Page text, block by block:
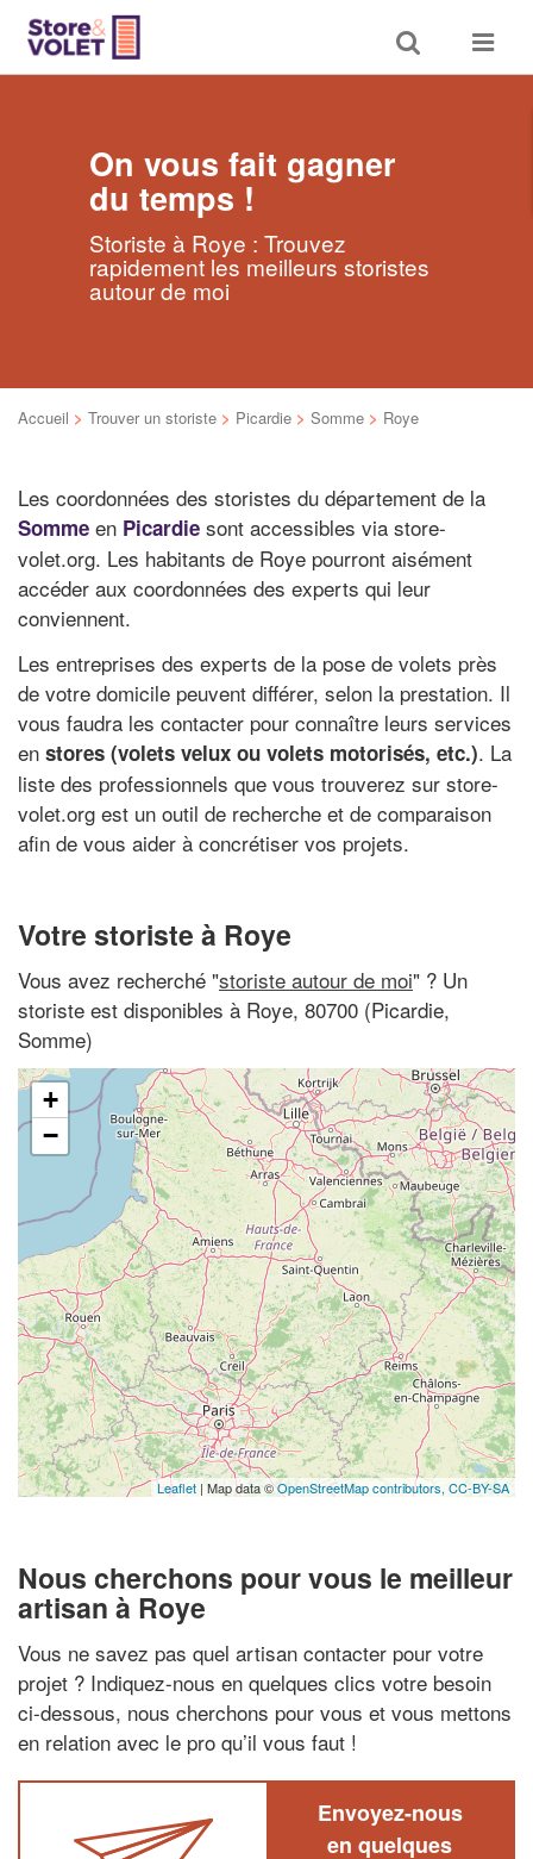
Toggle
search
Toggle
On vous fait gagner
du temps !
Storiste à Roye : Trouvez
rapidement les meilleurs storistes
autour de moi
Accueil > Trouver un storiste > Picardie > Somme > Roye
Les coordonnées des storistes du département de la
Somme en Picardie sont accessibles via store-
volet.org. Les habitants de Roye pourront aisément
accéder aux coordonnées des experts qui leur
conviennent.
Les entreprises des experts de la pose de volets près
de votre domicile peuvent différer, selon la prestation. Il
vous faudra les contacter pour connaître leurs services
en stores (volets velux ou volets motorisés, etc.). La
liste des professionnels que vous trouverez sur store-
volet.org est un outil de recherche et de comparaison
afin de vous aider à concrétiser vos projets.
Votre storiste à Roye
Vous avez recherché "storiste autour de moi" ? Un
storiste est disponibles à Roye, 80700 (Picardie,
Somme)
+
−
Leaflet | Map data ©OpenStreetMap contributors, CC-BY-SA
Nous cherchons pour vous le meilleur
artisan à Roye
Vous ne savez pas quel artisan contacter pour votre
projet ? Indiquez-nous en quelques clics votre besoin
ci-dessous, nous cherchons pour vous et vous mettons
en relation avec le pro qu’il vous faut !
Envoyez-nous
en quelques